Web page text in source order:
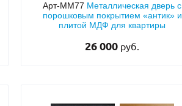
Арт-ММ77 Металлическая дверь с
порошковым покрытием «антик» и
плитой МДФ для квартиры
26 000 руб.